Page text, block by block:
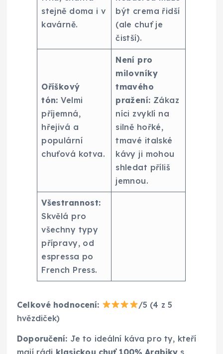
stejně doma i v
kavárně.
být crema řidší
(ale chuť je
čistší).
Oříškový
tón: Velmi
příjemná,
hřejivá a
populární
chuťová kotva.
Není pro
milovníky
tmavého
pražení: Zákaz
níci zvyklí na
silně hořké,
tmavé italské
kávy ji mohou
shledat příliš
jemnou.
Všestrannost:
Skvělá pro
všechny typy
přípravy, od
espressa po
French Press.
Celkové hodnocení:
/5 (4 z 5
hvězdiček)
Doporučení: Je to ideální káva pro ty, kteří
mají rádi klasickou chuť 100% Arabiky s